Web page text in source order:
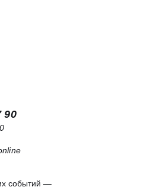
90
событий —